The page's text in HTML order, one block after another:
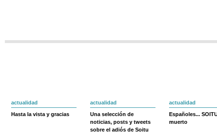
actualidad
Hasta la vista y gracias
actualidad
Una selección de
noticias, posts y tweets
sobre el adiós de Soitu
actualidad
Españoles...
muerto